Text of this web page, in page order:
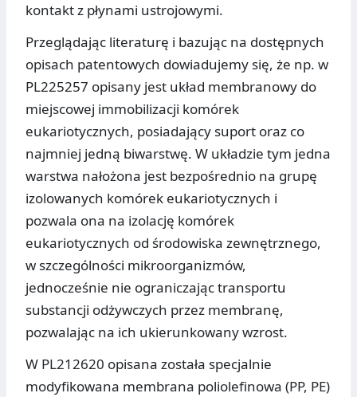
kontakt z płynami ustrojowymi.
Przeglądając literaturę i bazując na dostępnych
opisach patentowych dowiadujemy się, że np. w
PL225257 opisany jest układ membranowy do
miejscowej immobilizacji komórek
eukariotycznych, posiadający suport oraz co
najmniej jedną biwarstwę. W układzie tym jedna
warstwa nałożona jest bezpośrednio na grupę
izolowanych komórek eukariotycznych i
pozwala ona na izolację komórek
eukariotycznych od środowiska zewnętrznego,
w szczególności mikroorganizmów,
jednocześnie nie ograniczając transportu
substancji odżywczych przez membranę,
pozwalając na ich ukierunkowany wzrost.
W PL212620 opisana została specjalnie
modyfikowana membrana poliolefinowa (PP, PE)